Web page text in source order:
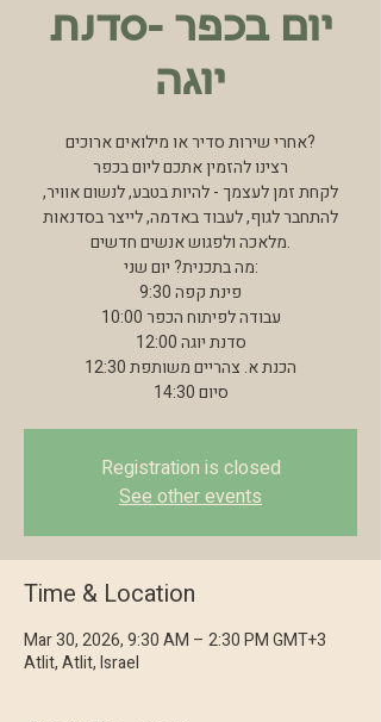
יום בכפר -סדנת
יוגה
אחרי שירות סדיר או מילואים ארוכים?
רצינו להזמין אתכם ליום בכפר
לקחת זמן לעצמך - להיות בטבע, לנשום אוויר,
להתחבר לגוף, לעבוד באדמה, לייצר בסדנאות
מלאכה ולפגוש אנשים חדשים.
מה בתכנית? יום שני:
9:30 פינת קפה
10:00 עבודה לפיתוח הכפר
12:00 סדנת יוגה
12:30 הכנת א. צהריים משותפת
14:30 סיום
Registration is closed
See other events
Time & Location
Mar 30, 2026, 9:30 AM – 2:30 PM GMT+3
Atlit, Atlit, Israel